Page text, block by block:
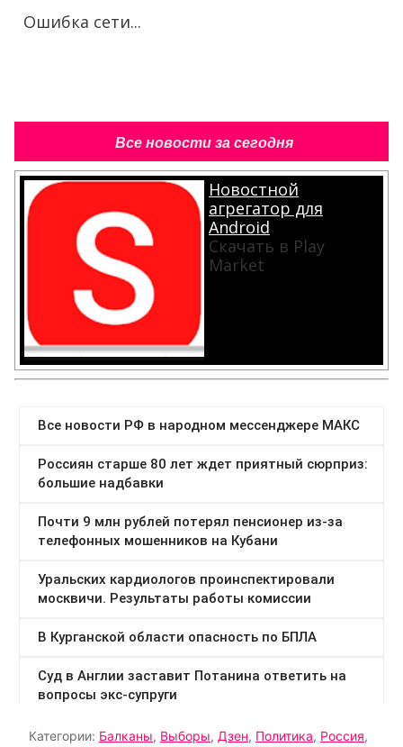
Ошибка сети...
Все новости за сегодня
Новостной
агрегатор для
Android
Скачать в Play
Market
Категории: Балканы, Выборы, Дзен, Политика, Россия,